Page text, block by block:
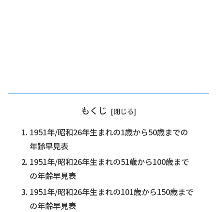
もくじ
1951年/昭和26年生まれの1歳から50歳までの
年齢早見表
1951年/昭和26年生まれの51歳から100歳まで
の年齢早見表
1951年/昭和26年生まれの101歳から150歳まで
の年齢早見表